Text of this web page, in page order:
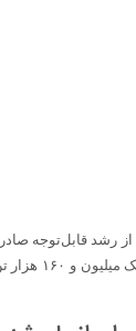
رشد قابل‌توجه